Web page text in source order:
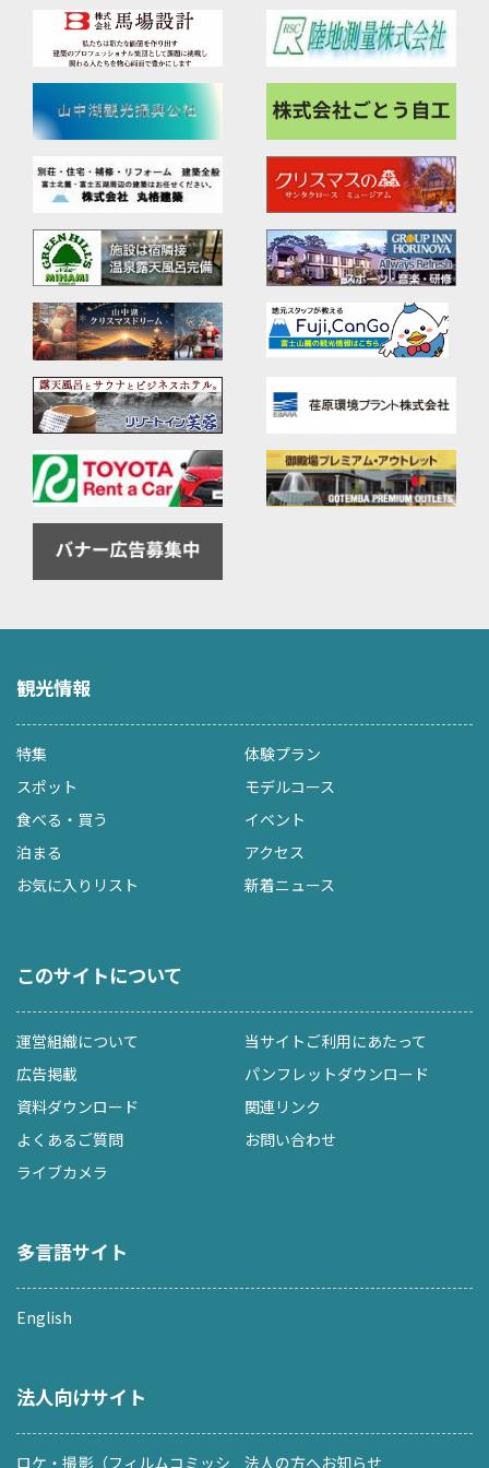
観光情報
特集
体験プラン
スポット
モデルコース
食べる・買う
イベント
泊まる
アクセス
お気に入りリスト
新着ニュース
このサイトについて
運営組織について
当サイトご利用にあたって
広告掲載
パンフレットダウンロード
資料ダウンロード
関連リンク
よくあるご質問
お問い合わせ
ライブカメラ
多言語サイト
English
法人向けサイト
ロケ・撮影（フィルムコミッシ 法人の方へお知らせ